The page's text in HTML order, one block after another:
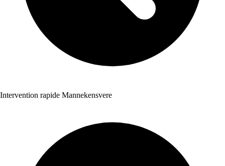
Intervention rapide Mannekensvere